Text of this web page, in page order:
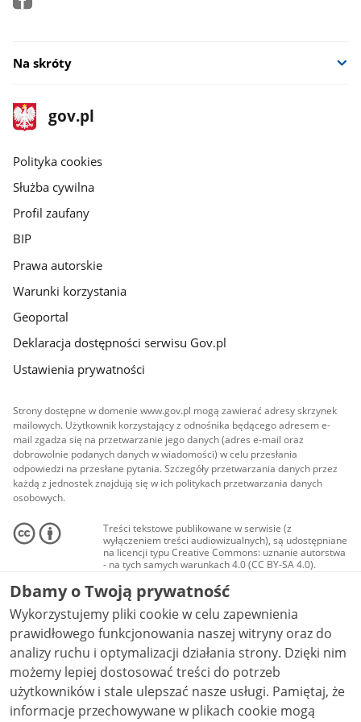
Na skróty
stopka
gov.pl
Strona
gov.pl
gov.pl
Polityka cookies
Służba cywilna
Profil zaufany
BIP
Prawa autorskie
Warunki korzystania
Geoportal
Deklaracja dostępności serwisu Gov.pl
Ustawienia prywatności
Strony dostępne w domenie www.gov.pl mogą zawierać adresy skrzynek
mailowych. Użytkownik korzystający z odnośnika będącego adresem e-
mail zgadza się na przetwarzanie jego danych (adres e-mail oraz
dobrowolnie podanych danych w wiadomości) w celu przesłania
odpowiedzi na przesłane pytania. Szczegóły przetwarzania danych przez
każdą z jednostek znajdują się w ich politykach przetwarzania danych
osobowych.
Treści tekstowe publikowane w serwisie (z
wyłączeniem treści audiowizualnych), są udostępniane
na licencji typu Creative Commons: uznanie autorstwa
- na tych samych warunkach 4.0 (CC BY-SA 4.0).
Materiały audiowizualne, w tym zdjęcia, materiały
audio i wideo, są udostępniane na licencji typu
Creative Commons: uznanie autorstwa użycie
niekomercyjne - bez utworów zależnych 4.0 (CC BY-
NC-ND 4.0), o ile nie jest to stwierdzone inaczej.
Dbamy o Twoją prywatność
Wykorzystujemy pliki cookie w celu zapewnienia
prawidłowego funkcjonowania naszej witryny oraz do
analizy ruchu i optymalizacji działania strony. Dzięki nim
możemy lepiej dostosować treści do potrzeb
użytkowników i stale ulepszać nasze usługi. Pamiętaj, że
informacje przechowywane w plikach cookie mogą